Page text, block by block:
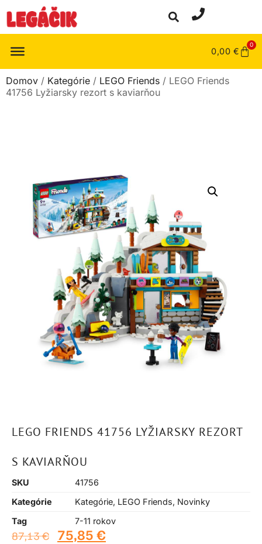
0,00 €
0
Domov / Kategórie / LEGO Friends / LEGO Friends
41756 Lyžiarsky rezort s kaviarňou
LEGO FRIENDS 41756 LYŽIARSKY REZORT
S KAVIARŇOU
SKU
41756
Kategórie
Kategórie, LEGO Friends, Novinky
Tag
7-11 rokov
87,13€ 75,85 €